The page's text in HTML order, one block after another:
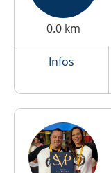
0.0 km
Infos